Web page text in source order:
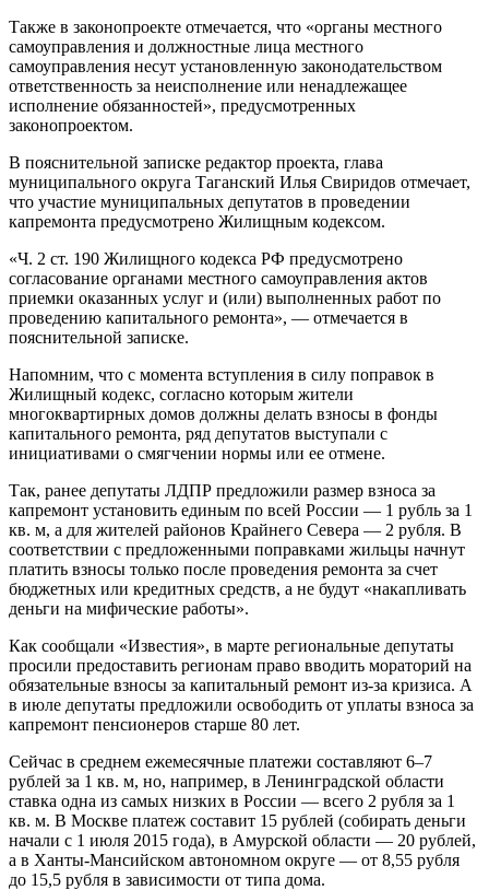
Также в законопроекте отмечается, что «органы местного
самоуправления и должностные лица местного
самоуправления несут установленную законодательством
ответственность за неисполнение или ненадлежащее
исполнение обязанностей», предусмотренных
законопроектом.
В пояснительной записке редактор проекта, глава
муниципального округа Таганский Илья Свиридов отмечает,
что участие муниципальных депутатов в проведении
капремонта предусмотрено Жилищным кодексом.
«Ч. 2 ст. 190 Жилищного кодекса РФ предусмотрено
согласование органами местного самоуправления актов
приемки оказанных услуг и (или) выполненных работ по
проведению капитального ремонта», — отмечается в
пояснительной записке.
Напомним, что с момента вступления в силу поправок в
Жилищный кодекс, согласно которым жители
многоквартирных домов должны делать взносы в фонды
капитального ремонта, ряд депутатов выступали с
инициативами о смягчении нормы или ее отмене.
Так, ранее депутаты ЛДПР предложили размер взноса за
капремонт установить единым по всей России — 1 рубль за 1
кв. м, а для жителей районов Крайнего Севера — 2 рубля. В
соответствии с предложенными поправками жильцы начнут
платить взносы только после проведения ремонта за счет
бюджетных или кредитных средств, а не будут «накапливать
деньги на мифические работы».
Как сообщали «Известия», в марте региональные депутаты
просили предоставить регионам право вводить мораторий на
обязательные взносы за капитальный ремонт из-за кризиса. А
в июле депутаты предложили освободить от уплаты взноса за
капремонт пенсионеров старше 80 лет.
Сейчас в среднем ежемесячные платежи составляют 6–7
рублей за 1 кв. м, но, например, в Ленинградской области
ставка одна из самых низких в России — всего 2 рубля за 1
кв. м. В Москве платеж составит 15 рублей (собирать деньги
начали с 1 июля 2015 года), в Амурской области — 20 рублей,
а в Ханты-Мансийском автономном округе — от 8,55 рубля
до 15,5 рубля в зависимости от типа дома.